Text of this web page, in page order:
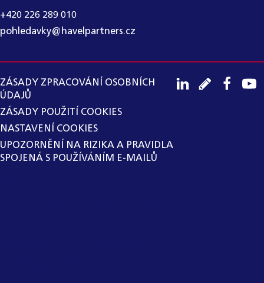
+420 226 289 010
pohledavky@havelpartners.cz
ZÁSADY ZPRACOVÁNÍ OSOBNÍCH
ÚDAJŮ
ZÁSADY POUŽITÍ COOKIES
NASTAVENÍ COOKIES
UPOZORNĚNÍ NA RIZIKA A PRAVIDLA
SPOJENÁ S POUŽÍVÁNÍM E-MAILŮ